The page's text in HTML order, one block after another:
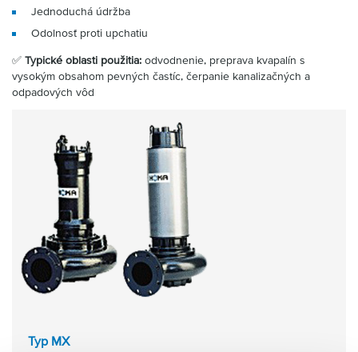
Jednoduchá údržba
Odolnosť proti upchatiu
✅ Typické oblasti použitia: odvodnenie, preprava kvapalín s
vysokým obsahom pevných častíc, čerpanie kanalizačných a
odpadových vôd
Typ MX